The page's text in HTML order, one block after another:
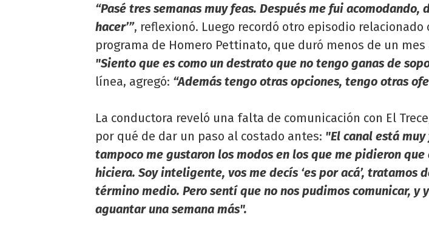
“Pasé tres semanas muy feas. Después me fui acomodando,
hacer’”, reflexionó. Luego recordó otro episodio relacionado
programa de Homero Pettinato, que duró menos de un mes
"Siento que es como un destrato que no tengo ganas de
línea, agregó: “Además tengo otras opciones, tengo otras
La conductora reveló una falta de comunicación con El
por qué de dar un paso al costado antes: "El canal está
tampoco me gustaron los modos en los que me pidieron que
hiciera. Soy inteligente, vos me decís ‘es por acá’, tratamos
término medio. Pero sentí que no nos pudimos comunicar, y
aguantar una semana más".